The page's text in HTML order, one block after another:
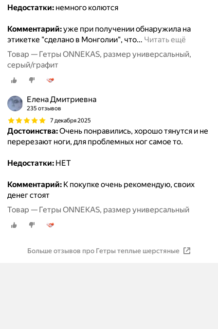
Недостатки: немного колются
Комментарий:уже при получении обнаружила на
этикетке "сделано в Монголии", что… Читать ещё
Товар — Гетры ONNEKAS, размер универсальный,
серый/графит
Елена Дмитриевна
235 отзывов
7 декабря 2025
Достоинства:Очень понравились, хорошо тянутся и не
перерезают ноги, для проблемных ног самое то.
Недостатки: НЕТ
Комментарий: К покупке очень рекомендую, своих
денег стоят
Товар — Гетры ONNEKAS, размер универсальный
Больше отзывов про Гетры теплые шерстяные